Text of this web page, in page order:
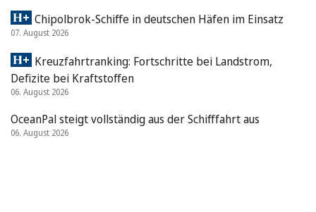
Chipolbrok-Schiffe in deutschen Häfen im Einsatz
07. August 2026
Kreuzfahrtranking: Fortschritte bei Landstrom,
Defizite bei Kraftstoffen
06. August 2026
OceanPal steigt vollständig aus der Schifffahrt aus
06. August 2026